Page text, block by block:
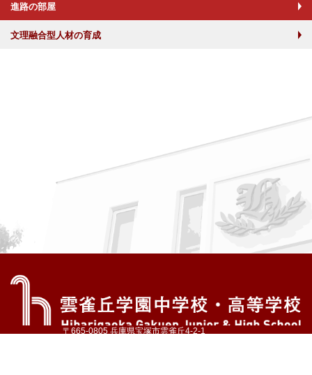
進路の部屋
文理融合型人材の育成
〒665-0805 兵庫県宝塚市雲雀丘4-2-1